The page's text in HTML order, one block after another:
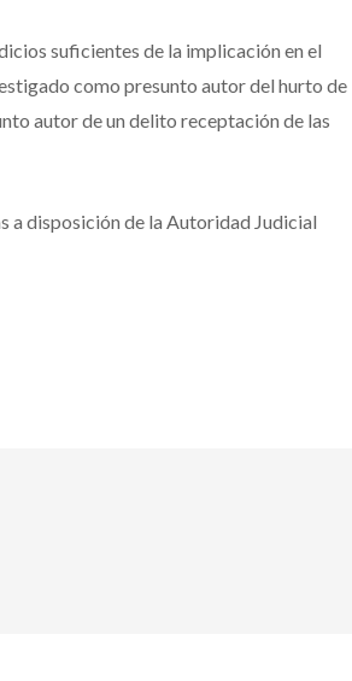
suficientes de la implicación en el
como presunto autor del hurto de
autor de un delito receptación de las
a disposición de la Autoridad Judicial